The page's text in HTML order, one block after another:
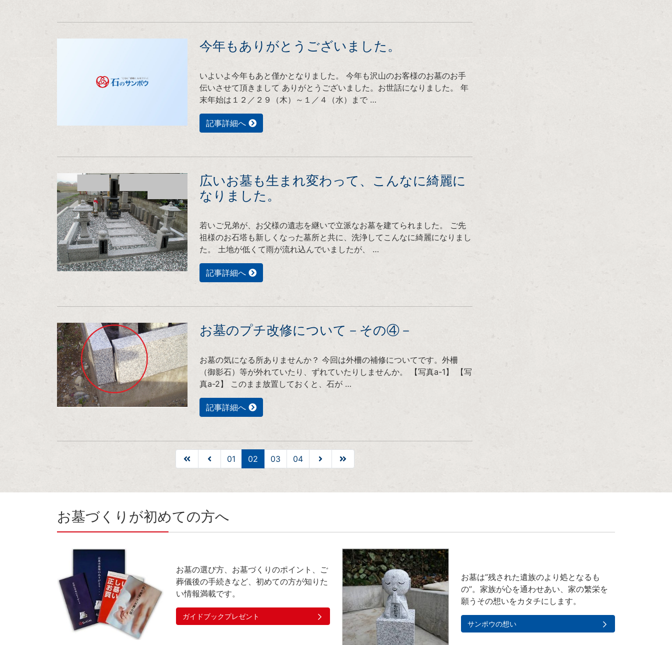
今年もありがとうございました。
いよいよ今年もあと僅かとなりました。 今年も沢山のお客様のお墓のお手
伝いさせて頂きまして ありがとうございました。お世話になりました。 年
末年始は１２／２９（木）～１／４（水）まで …
記事詳細へ
広いお墓も生まれ変わって、こんなに綺麗に
なりました。
若いご兄弟が、お父様の遺志を継いで立派なお墓を建てられました。 ご先
祖様のお石塔も新しくなった墓所と共に、洗浄してこんなに綺麗になりまし
た。 土地が低くて雨が流れ込んでいましたが、 …
記事詳細へ
お墓のプチ改修について－その④－
お墓の気になる所ありませんか？ 今回は外柵の補修についてです。外柵
（御影石）等が外れていたり、ずれていたりしませんか。 【写真a-1】 【写
真a-2】 このまま放置しておくと、石が …
記事詳細へ
01 02 03 04
お墓づくりが初めての方へ
お墓の選び方、お墓づくりのポイント、ご
葬儀後の手続きなど、初めての方が知りた
い情報満載です。
ガイドブックプレゼント
お墓は”残された遺族のより処となるも
の”。家族が心を通わせあい、家の繁栄を
願うその想いをカタチにします。
サンポウの想い